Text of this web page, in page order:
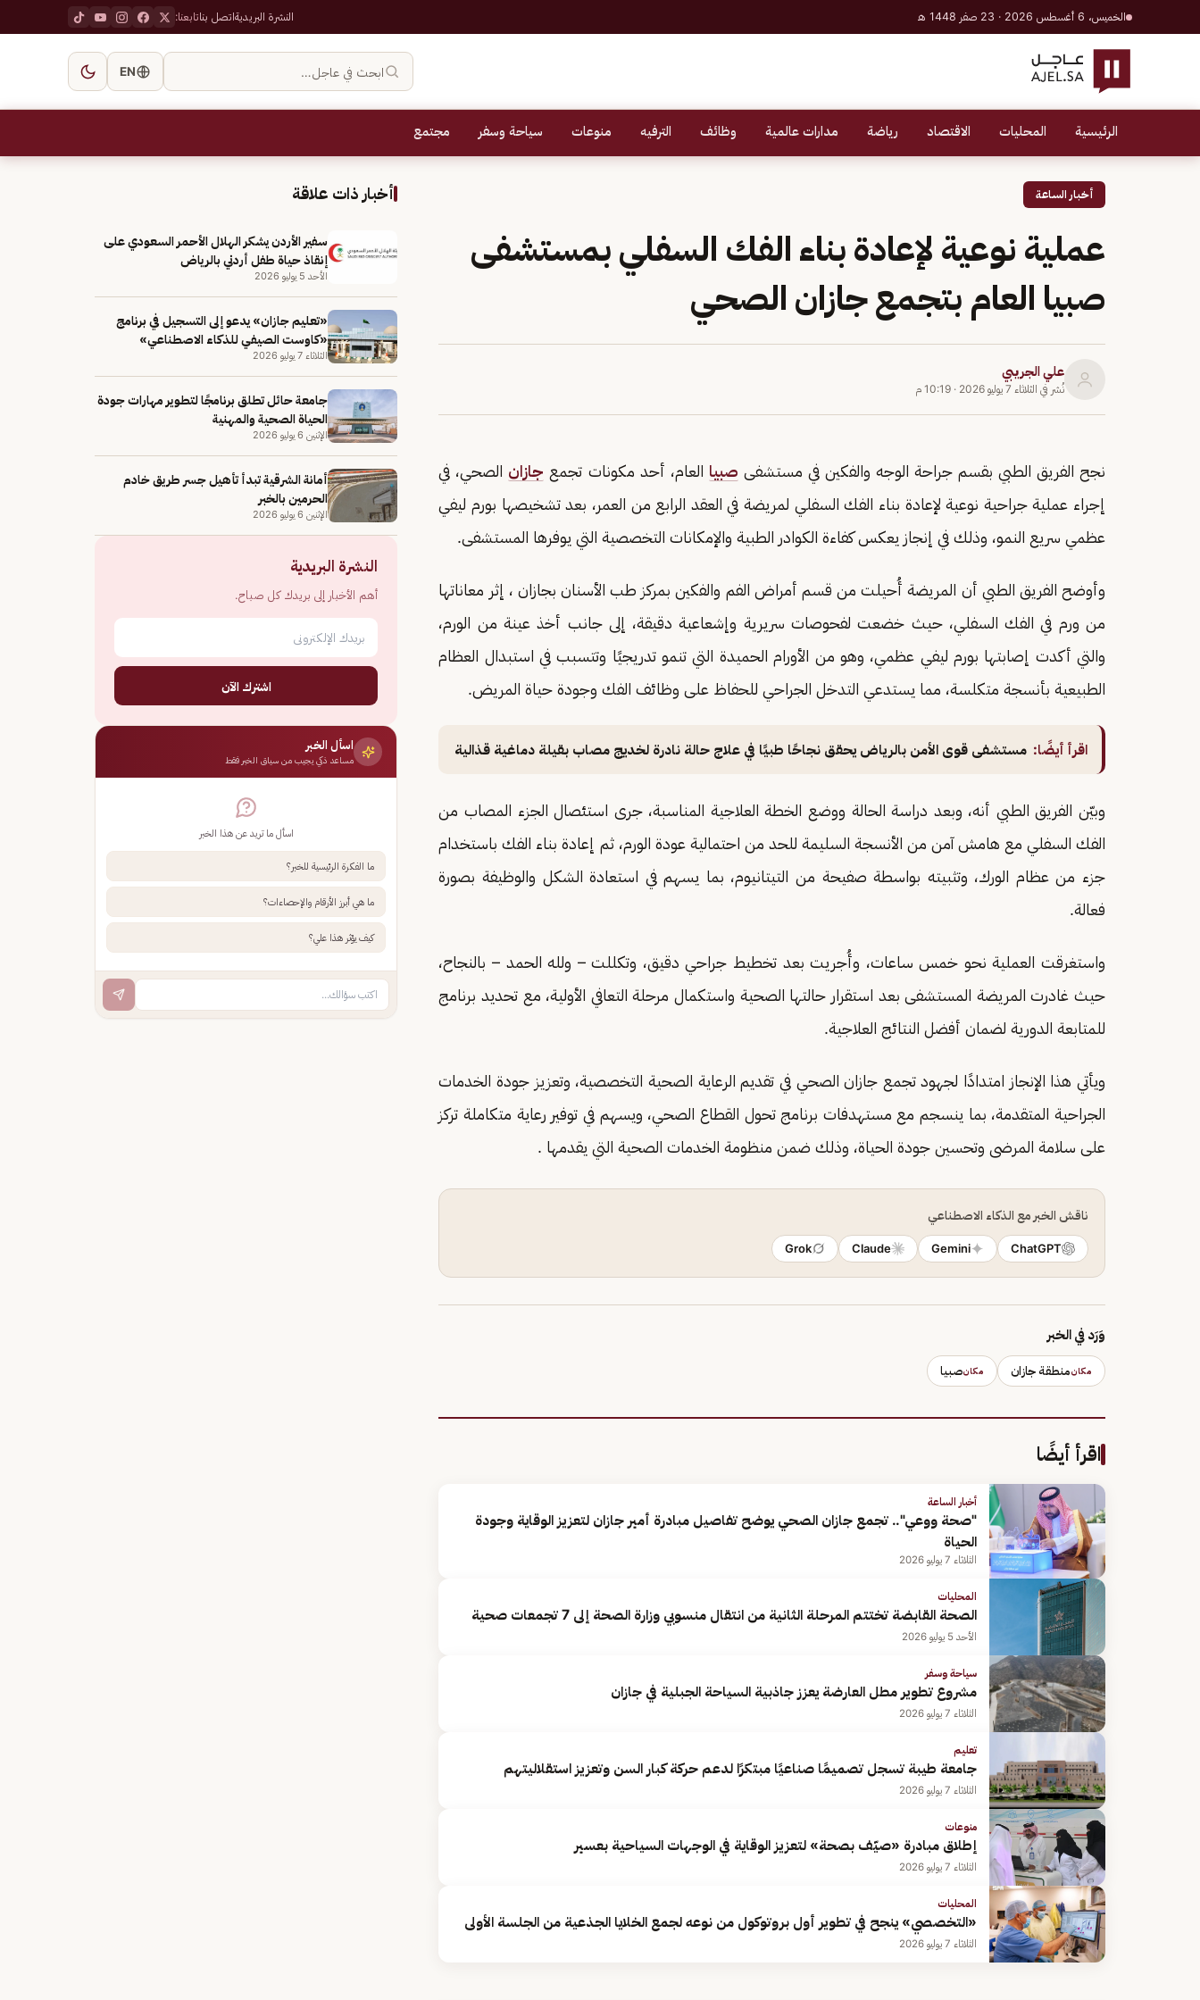
الخميس، 6 أغسطس 2026 · 23 صفر 1448 هـ النشرة البريديةاتصل بناتابعنا:
ابحث في عاجل… EN
الرئيسية المحليات الاقتصاد رياضة مدارات عالمية وظائف الترفيه منوعات سياحة وسفر مجتمع
أخبار الساعة
عملية نوعية لإعادة بناء الفك السفلي بمستشفى
صبيا العام بتجمع جازان الصحي
علي الجريبي
نُشر في الثلاثاء 7 يوليو 2026 · 10:19 م
نجح الفريق الطبي بقسم جراحة الوجه والفكين في مستشفى صبيا العام، أحد مكونات تجمع جازان الصحي، في
إجراء عملية جراحية نوعية لإعادة بناء الفك السفلي لمريضة في العقد الرابع من العمر، بعد تشخيصها بورم ليفي
عظمي سريع النمو، وذلك في إنجاز يعكس كفاءة الكوادر الطبية والإمكانات التخصصية التي يوفرها المستشفى.
وأوضح الفريق الطبي أن المريضة أُحيلت من قسم أمراض الفم والفكين بمركز طب الأسنان بجازان ، إثر معاناتها
من ورم في الفك السفلي، حيث خضعت لفحوصات سريرية وإشعاعية دقيقة، إلى جانب أخذ عينة من الورم،
والتي أكدت إصابتها بورم ليفي عظمي، وهو من الأورام الحميدة التي تنمو تدريجيًا وتتسبب في استبدال العظام
الطبيعية بأنسجة متكلسة، مما يستدعي التدخل الجراحي للحفاظ على وظائف الفك وجودة حياة المريض.
اقرأ أيضًا: مستشفى قوى الأمن بالرياض يحقق نجاحًا طبيًا في علاج حالة نادرة لخديج مصاب بقيلة دماغية قذالية
وبيّن الفريق الطبي أنه، وبعد دراسة الحالة ووضع الخطة العلاجية المناسبة، جرى استئصال الجزء المصاب من
الفك السفلي مع هامش آمن من الأنسجة السليمة للحد من احتمالية عودة الورم، ثم إعادة بناء الفك باستخدام
جزء من عظام الورك، وتثبيته بواسطة صفيحة من التيتانيوم، بما يسهم في استعادة الشكل والوظيفة بصورة
فعالة.
واستغرقت العملية نحو خمس ساعات، وأُجريت بعد تخطيط جراحي دقيق، وتكللت – ولله الحمد – بالنجاح،
حيث غادرت المريضة المستشفى بعد استقرار حالتها الصحية واستكمال مرحلة التعافي الأولية، مع تحديد برنامج
للمتابعة الدورية لضمان أفضل النتائج العلاجية.
ويأتي هذا الإنجاز امتدادًا لجهود تجمع جازان الصحي في تقديم الرعاية الصحية التخصصية، وتعزيز جودة الخدمات
الجراحية المتقدمة، بما ينسجم مع مستهدفات برنامج تحول القطاع الصحي، ويسهم في توفير رعاية متكاملة تركز
على سلامة المرضى وتحسين جودة الحياة، وذلك ضمن منظومة الخدمات الصحية التي يقدمها .
ناقش الخبر مع الذكاء الاصطناعي
ChatGPT
Gemini
Claude
Grok
وَرَد في الخبر
مكانمنطقة جازان مكانصبيا
اقرأ أيضًا
أخبار الساعة
"صحة ووعي".. تجمع جازان الصحي يوضح تفاصيل مبادرة أمير جازان لتعزيز الوقاية وجودة
الحياة
الثلاثاء 7 يوليو 2026
المحليات
الصحة القابضة تختتم المرحلة الثانية من انتقال منسوبي وزارة الصحة إلى 7 تجمعات صحية
الأحد 5 يوليو 2026
سياحة وسفر
مشروع تطوير مطل العارضة يعزز جاذبية السياحة الجبلية في جازان
الثلاثاء 7 يوليو 2026
تعليم
جامعة طيبة تسجل تصميمًا صناعيًا مبتكرًا لدعم حركة كبار السن وتعزيز استقلاليتهم
الثلاثاء 7 يوليو 2026
منوعات
إطلاق مبادرة «صيّف بصحة» لتعزيز الوقاية في الوجهات السياحية بعسير
الثلاثاء 7 يوليو 2026
المحليات
«التخصصي» ينجح في تطوير أول بروتوكول من نوعه لجمع الخلايا الجذعية من الجلسة الأولى
الثلاثاء 7 يوليو 2026
أخبار ذات علاقة
سفير الأردن يشكر الهلال الأحمر السعودي على
إنقاذ حياة طفل أردني بالرياض
الأحد 5 يوليو 2026
«تعليم جازان» يدعو إلى التسجيل في برنامج
«كاوست الصيفي للذكاء الاصطناعي»
الثلاثاء 7 يوليو 2026
جامعة حائل تطلق برنامجًا لتطوير مهارات جودة
الحياة الصحية والمهنية
الإثنين 6 يوليو 2026
أمانة الشرقية تبدأ تأهيل جسر طريق خادم
الحرمين بالخبر
الإثنين 6 يوليو 2026
النشرة البريدية
أهم الأخبار إلى بريدك كل صباح.
اشترك الآن
اسأل الخبر
مساعد ذكي يجيب من سياق الخبر فقط
اسأل ما تريد عن هذا الخبر
ما الفكرة الرئيسية للخبر؟
ما هي أبرز الأرقام والإحصاءات؟
كيف يؤثر هذا علي؟